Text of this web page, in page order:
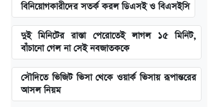
বিনিয়োগকারীদের সতর্ক করল ডিএসই ও বিএসইসি
দুই মিনিটের রাস্তা পেরোতেই লাগল ১৫ মিনিট,
বাঁচানো গেল না সেই নবজাতককে
সৌদিতে ভিজিট ভিসা থেকে ওয়ার্ক ভিসায় রূপান্তরের
আসল নিয়ম